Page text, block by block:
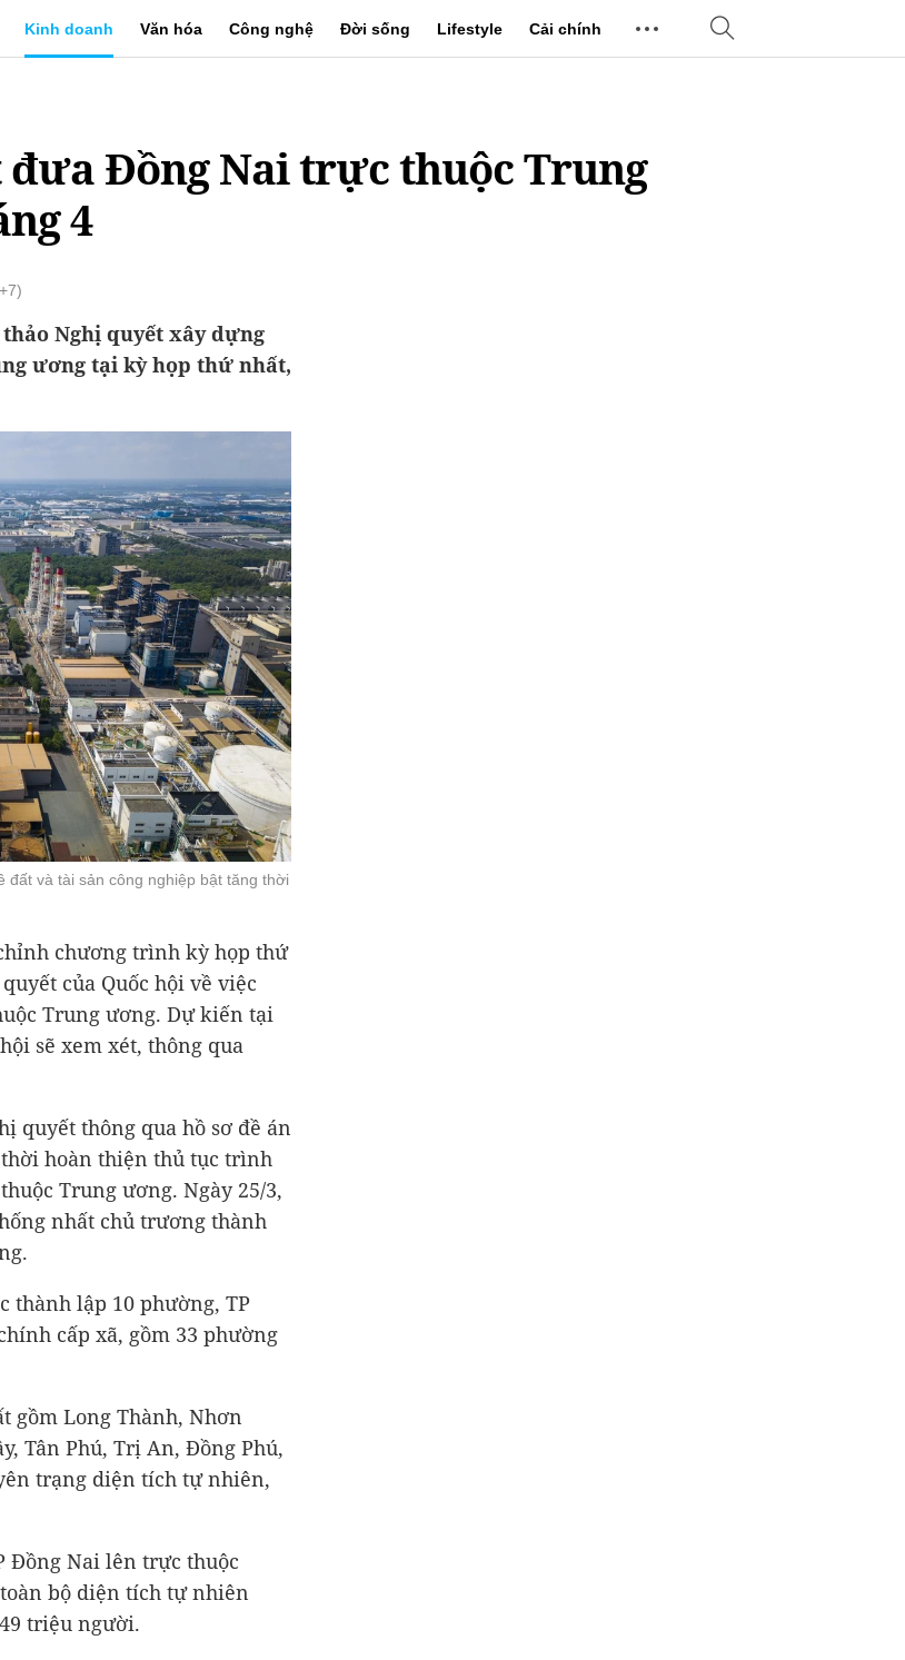
Kinh doanh Văn hóa Công nghệ Đời sống Lifestyle Cải chính
đưa Đồng Nai trực thuộc Trung
4
Nghị quyết xây dựng
ương tại kỳ họp thứ nhất,
và tài sản công nghiệp bật tăng thời
chương trình kỳ họp thứ
của Quốc hội về việc
Trung ương. Dự kiến tại
sẽ xem xét, thông qua
quyết thông qua hồ sơ đề án
hoàn thiện thủ tục trình
Trung ương. Ngày 25/3,
nhất chủ trương thành
thành lập 10 phường, TP
cấp xã, gồm 33 phường
gồm Long Thành, Nhơn
Tân Phú, Trị An, Đồng Phú,
trạng diện tích tự nhiên,
Đồng Nai lên trực thuộc
bộ diện tích tự nhiên
triệu người.